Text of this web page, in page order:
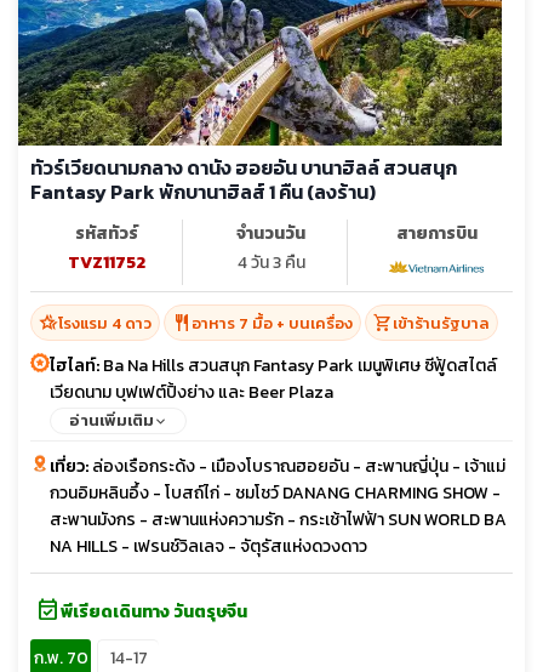
ทัวร์เวียดนามกลาง ดานัง ฮอยอัน บานาฮิลล์ สวนสนุก
Fantasy Park พักบานาฮิลส์ 1 คืน (ลงร้าน)
รหัสทัวร์
TVZ11752
จำนวนวัน
4 วัน 3 คืน
สายการบิน
hotel_classโรงแรม 4 ดาว restaurant อาหาร 7 มื้อ + บนเครื่อง shopping_cartเข้าร้านรัฐบาล
ไฮไลท์:Ba Na Hills สวนสนุก Fantasy Park เมนูพิเศษ ซีฟู้ดสไตล์
เวียดนาม บุฟเฟต์ปิ้งย่าง และ Beer Plaza
อ่านเพิ่มเติม
เที่ยว:ล่องเรือกระด้ง - เมืองโบราณฮอยอัน - สะพานญี่ปุ่น - เจ้าแม่
กวนอิมหลินอึ้ง - โบสถ์ไก่ - ชมโชว์ DANANG CHARMING SHOW -
สะพานมังกร - สะพานแห่งความรัก - กระเช้าไฟฟ้า SUN WORLD BA
NA HILLS - เฟรนช์วิลเลจ - จัตุรัสแห่งดวงดาว
event_availableพีเรียดเดินทาง วันตรุษจีน
ก.พ. 70
14-17